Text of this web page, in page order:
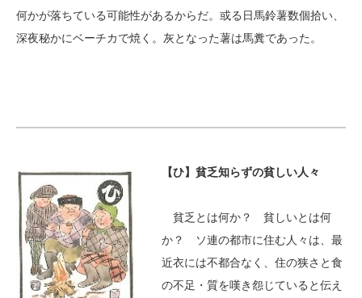
何かが落ちている可能性があるからだ。或る日馬鈴薯数個拾い、
深夜秘かにベーチカで焼く。灰となった薯は馬糞であった。
【ひ】貧乏知らずの貧しい人々
貧乏とは何か？ 貧しいとは何
か？ ソ連の都市に住む人々は、最
近衣には不都合なく、住の狭さと食
の不足・質を嘆き怨じていると伝え